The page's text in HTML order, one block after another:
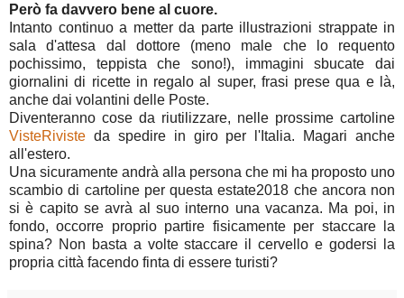
Però fa davvero bene al cuore.
Intanto continuo a metter da parte illustrazioni strappate in
sala d'attesa dal dottore (meno male che lo requento
pochissimo, teppista che sono!), immagini sbucate dai
giornalini di ricette in regalo al super, frasi prese qua e là,
anche dai volantini delle Poste.
Diventeranno cose da riutilizzare, nelle prossime cartoline
VisteRiviste da spedire in giro per l'Italia. Magari anche
all'estero.
Una sicuramente andrà alla persona che mi ha proposto uno
scambio di cartoline per questa estate2018 che ancora non
si è capito se avrà al suo interno una vacanza. Ma poi, in
fondo, occorre proprio partire fisicamente per staccare la
spina? Non basta a volte staccare il cervello e godersi la
propria città facendo finta di essere turisti?